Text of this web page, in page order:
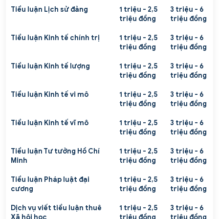
Tiểu luận Lịch sử đảng
1 triệu - 2,5
triệu đồng
3 triệu - 6
triệu đồng
Tiểu luận Kinh tế chính trị
1 triệu - 2,5
triệu đồng
3 triệu - 6
triệu đồng
Tiểu luận Kinh tế lượng
1 triệu - 2,5
triệu đồng
3 triệu - 6
triệu đồng
Tiểu luận Kinh tế vi mô
1 triệu - 2,5
triệu đồng
3 triệu - 6
triệu đồng
Tiểu luận Kinh tế vĩ mô
1 triệu - 2,5
triệu đồng
3 triệu - 6
triệu đồng
Tiểu luận Tư tưởng Hồ Chí
Minh
1 triệu - 2,5
triệu đồng
3 triệu - 6
triệu đồng
Tiểu luận Pháp luật đại
cương
1 triệu - 2,5
triệu đồng
3 triệu - 6
triệu đồng
Dịch vụ viết tiểu luận thuê
Xã hội học
1 triệu - 2,5
triệu đồng
3 triệu - 6
triệu đồng